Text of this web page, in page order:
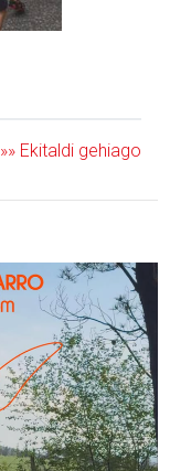
»» Ekitaldi gehiago